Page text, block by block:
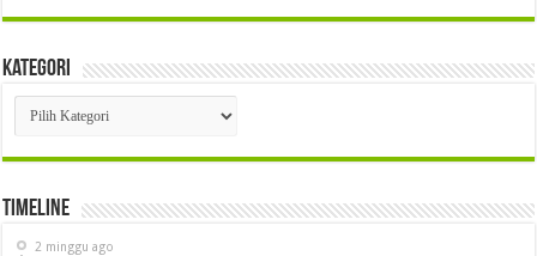
Kategori
Kategori
Timeline
2 minggu ago